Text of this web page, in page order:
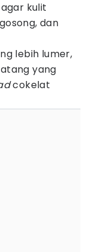
kulit
dan
lebih lumer,
yang
cokelat